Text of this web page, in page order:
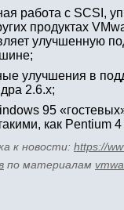
работа с SCSI,
продуктах
улучшенную
улучшения в
2.6.x;
95
как Pentium
к новости: https://
по материалам